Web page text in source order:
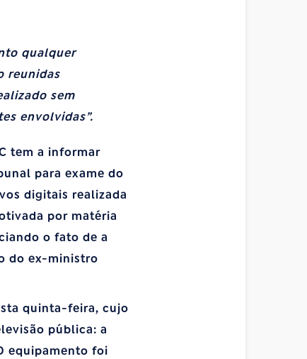
qualquer
reunidas
sem
envolvidas”.
tem a informar
para exame do
digitais realizada
por matéria
o fato de a
do ex-ministro
quinta-feira, cujo
pública: a
equipamento foi